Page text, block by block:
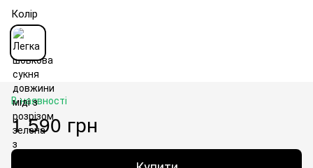
Колір
В наявності
1 590 грн